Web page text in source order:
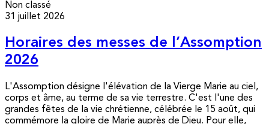
Non classé
31 juillet 2026
Horaires des messes de l’Assomption
2026
L'Assomption désigne l'élévation de la Vierge Marie au ciel,
corps et âme, au terme de sa vie terrestre. C'est l'une des
grandes fêtes de la vie chrétienne, célébrée le 15 août, qui
commémore la gloire de Marie auprès de Dieu. Pour elle,